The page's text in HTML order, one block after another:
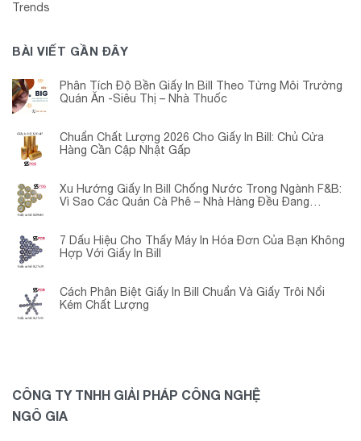
Trends
BÀI VIẾT GẦN ĐÂY
Phân Tích Độ Bền Giấy In Bill Theo Từng Môi Trường
Quán Ăn -Siêu Thị – Nhà Thuốc
Chuẩn Chất Lượng 2026 Cho Giấy In Bill: Chủ Cửa
Hàng Cần Cập Nhật Gấp
Xu Hướng Giấy In Bill Chống Nước Trong Ngành F&B:
Vì Sao Các Quán Cà Phê – Nhà Hàng Đều Đang
7 Dấu Hiệu Cho Thấy Máy In Hóa Đơn Của Bạn Không
Hợp Với Giấy In Bill
Cách Phân Biệt Giấy In Bill Chuẩn Và Giấy Trôi Nổi
Kém Chất Lượng
CÔNG TY TNHH GIẢI PHÁP CÔNG NGHỆ
NGÔ GIA